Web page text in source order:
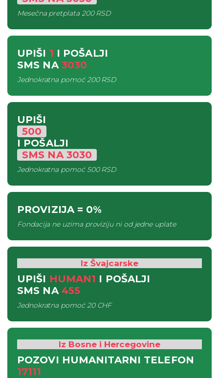
Mesečna pretplata200 RSD
UPIŠI 1 I POŠALJI
SMS NA 3030
Jednokratna pomoć200 RSD
UPIŠI
500
I POŠALJI
SMS NA3030
Jednokratna pomoć500 RSD
PROVIZIJA= 0%
Fondacija ne uzima proviziju ni od jedne uplate
Iz Švajcarske
UPIŠI HUMAN1 I POŠALJI
SMS NA 455
Jednokratna pomoć20 CHF
Iz Bosne i Hercegovine
POZOVI HUMANITARNI TELEFON
17111